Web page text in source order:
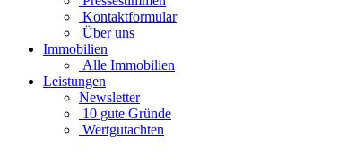
Kontaktformular
Über uns
Immobilien
Alle Immobilien
Leistungen
Newsletter
10 gute Gründe
Wertgutachten